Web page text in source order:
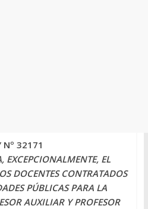
Nº 32171
EXCEPCIONALMENTE, EL
DOCENTES CONTRATADOS
PÚBLICAS PARA LA
AUXILIAR Y PROFESOR